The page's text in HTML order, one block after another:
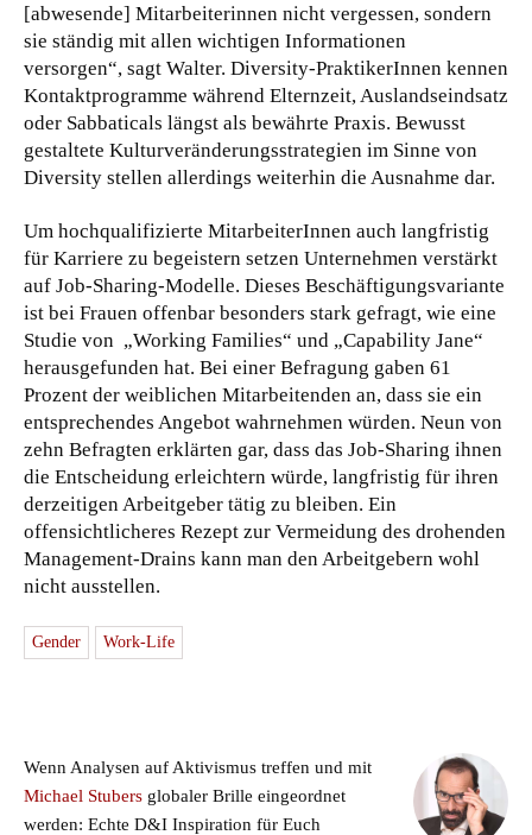
[abwesende] Mitarbeiterinnen nicht vergessen, sondern
sie ständig mit allen wichtigen Informationen
versorgen“, sagt Walter. Diversity-PraktikerInnen kennen
Kontaktprogramme während Elternzeit, Auslandseindsatz
oder Sabbaticals längst als bewährte Praxis. Bewusst
gestaltete Kulturveränderungsstrategien im Sinne von
Diversity stellen allerdings weiterhin die Ausnahme dar.
Um hochqualifizierte MitarbeiterInnen auch langfristig
für Karriere zu begeistern setzen Unternehmen verstärkt
auf Job-Sharing-Modelle. Dieses Beschäftigungsvariante
ist bei Frauen offenbar besonders stark gefragt, wie eine
Studie von „Working Families“ und „Capability Jane“
herausgefunden hat. Bei einer Befragung gaben 61
Prozent der weiblichen Mitarbeitenden an, dass sie ein
entsprechendes Angebot wahrnehmen würden. Neun von
zehn Befragten erklärten gar, dass das Job-Sharing ihnen
die Entscheidung erleichtern würde, langfristig für ihren
derzeitigen Arbeitgeber tätig zu bleiben. Ein
offensichtlicheres Rezept zur Vermeidung des drohenden
Management-Drains kann man den Arbeitgebern wohl
nicht ausstellen.
Gender Work-Life
Wenn Analysen auf Aktivismus treffen und mit
Michael Stubers globaler Brille eingeordnet
werden: Echte D&I Inspiration für Euch